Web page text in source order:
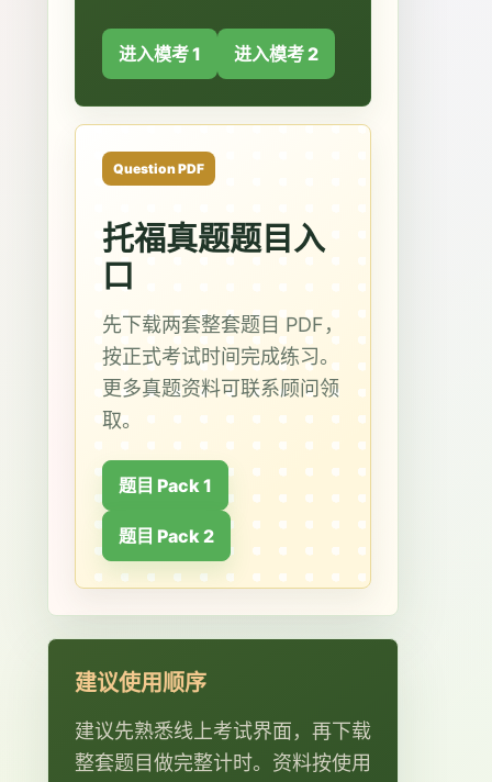
进入模考 1 进入模考 2
Question PDF
托福真题题目入
口
先下载两套整套题目 PDF，
按正式考试时间完成练习。
更多真题资料可联系顾问领
取。
题目 Pack 1
题目 Pack 2
建议使用顺序
建议先熟悉线上考试界面，再下载
整套题目做完整计时。资料按使用